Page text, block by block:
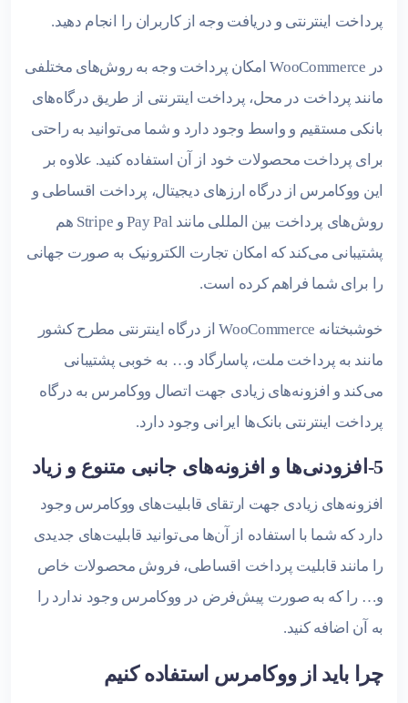
پرداخت اینترنتی و دریافت وجه از کاربران را انجام دهید.
در WooCommerce امکان پرداخت وجه به روش‌های مختلفی
مانند پرداخت در محل، پرداخت اینترنتی از طریق درگاه‌های
بانکی مستقیم و واسط وجود دارد و شما می‌توانید به راحتی
برای پرداخت محصولات خود از آن استفاده کنید. علاوه بر
این ووکامرس از درگاه ارزهای دیجیتال، پرداخت اقساطی و
روش‌های پرداخت بین المللی مانند Pay Pal و Stripe هم
پشتیبانی می‌کند که امکان تجارت الکترونیک به صورت جهانی
را برای شما فراهم کرده است.
خوشبختانه WooCommerce از درگاه اینترنتی مطرح کشور
مانند به پرداخت ملت، پاسارگاد و… به خوبی پشتیبانی
می‌کند و افزونه‌های زیادی جهت اتصال ووکامرس به درگاه
پرداخت اینترنتی بانک‌ها ایرانی وجود دارد.
5-افزودنی‌ها و افزونه‌های جانبی متنوع و زیاد
افزونه‌های زیادی جهت ارتقای قابلیت‌های ووکامرس وجود
دارد که شما با استفاده از آن‌ها می‌توانید قابلیت‌های جدیدی
را مانند قابلیت پرداخت اقساطی، فروش محصولات خاص
و… را که به صورت پیش‌فرض در ووکامرس وجود ندارد را
به آن اضافه کنید.
چرا باید از ووکامرس استفاده کنیم